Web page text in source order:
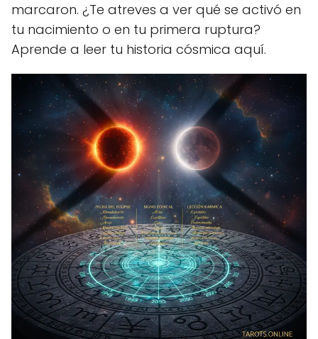
marcaron. ¿Te atreves a ver qué se activó en
tu nacimiento o en tu primera ruptura?
Aprende a leer tu historia cósmica aquí.